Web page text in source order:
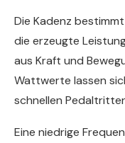
Die Kadenz
die erzeugte
aus Kraft und
Wattwerte lassen
schnellen
Eine niedrige